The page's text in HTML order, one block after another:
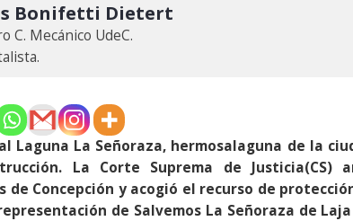
Bonifetti Dietert
C. Mecánico UdeC.
Laguna La Señoraza, hermosalaguna de la
La Corte Suprema de
de Concepción y acogió el recurso de
de Salvemos La Señoraza de